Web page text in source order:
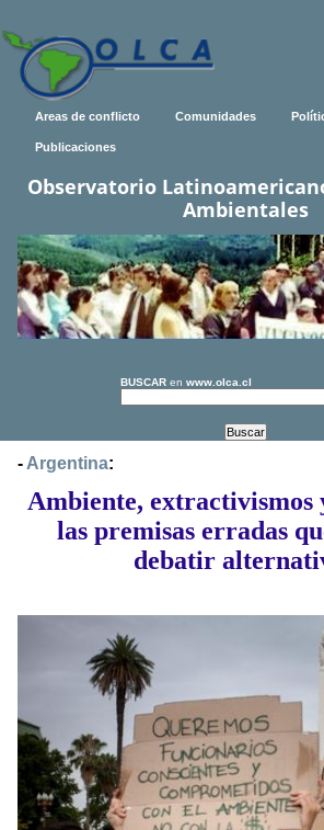
Areas de conflicto Comunidades
Publicaciones
Observatorio
Ambientales
BUSCAR en www.olca.cl
- Argentina:
Ambiente, extractivismos
las premisas erradas
debatir